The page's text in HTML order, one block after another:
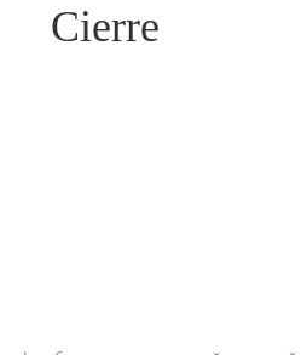
библиотеки
Шкафы
Cierre